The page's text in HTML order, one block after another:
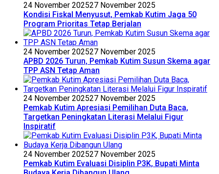
24 November 202527 November 2025
Kondisi Fiskal Menyusut, Pemkab Kutim Jaga 50
Program Prioritas Tetap Berjalan
24 November 202527 November 2025
APBD 2026 Turun, Pemkab Kutim Susun Skema agar
TPP ASN Tetap Aman
24 November 202527 November 2025
Pemkab Kutim Apresiasi Pemilihan Duta Baca,
Targetkan Peningkatan Literasi Melalui Figur
Inspiratif
24 November 202527 November 2025
Pemkab Kutim Evaluasi Disiplin P3K, Bupati Minta